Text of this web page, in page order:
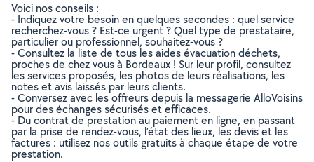
Voici nos conseils :
- Indiquez votre besoin en quelques secondes : quel service
recherchez-vous ? Est-ce urgent ? Quel type de prestataire,
particulier ou professionnel, souhaitez-vous ?
- Consultez la liste de tous les aides évacuation déchets,
proches de chez vous à Bordeaux ! Sur leur profil, consultez
les services proposés, les photos de leurs réalisations, les
notes et avis laissés par leurs clients.
- Conversez avec les offreurs depuis la messagerie AlloVoisins
pour des échanges sécurisés et efficaces.
- Du contrat de prestation au paiement en ligne, en passant
par la prise de rendez-vous, l’état des lieux, les devis et les
factures : utilisez nos outils gratuits à chaque étape de votre
prestation.